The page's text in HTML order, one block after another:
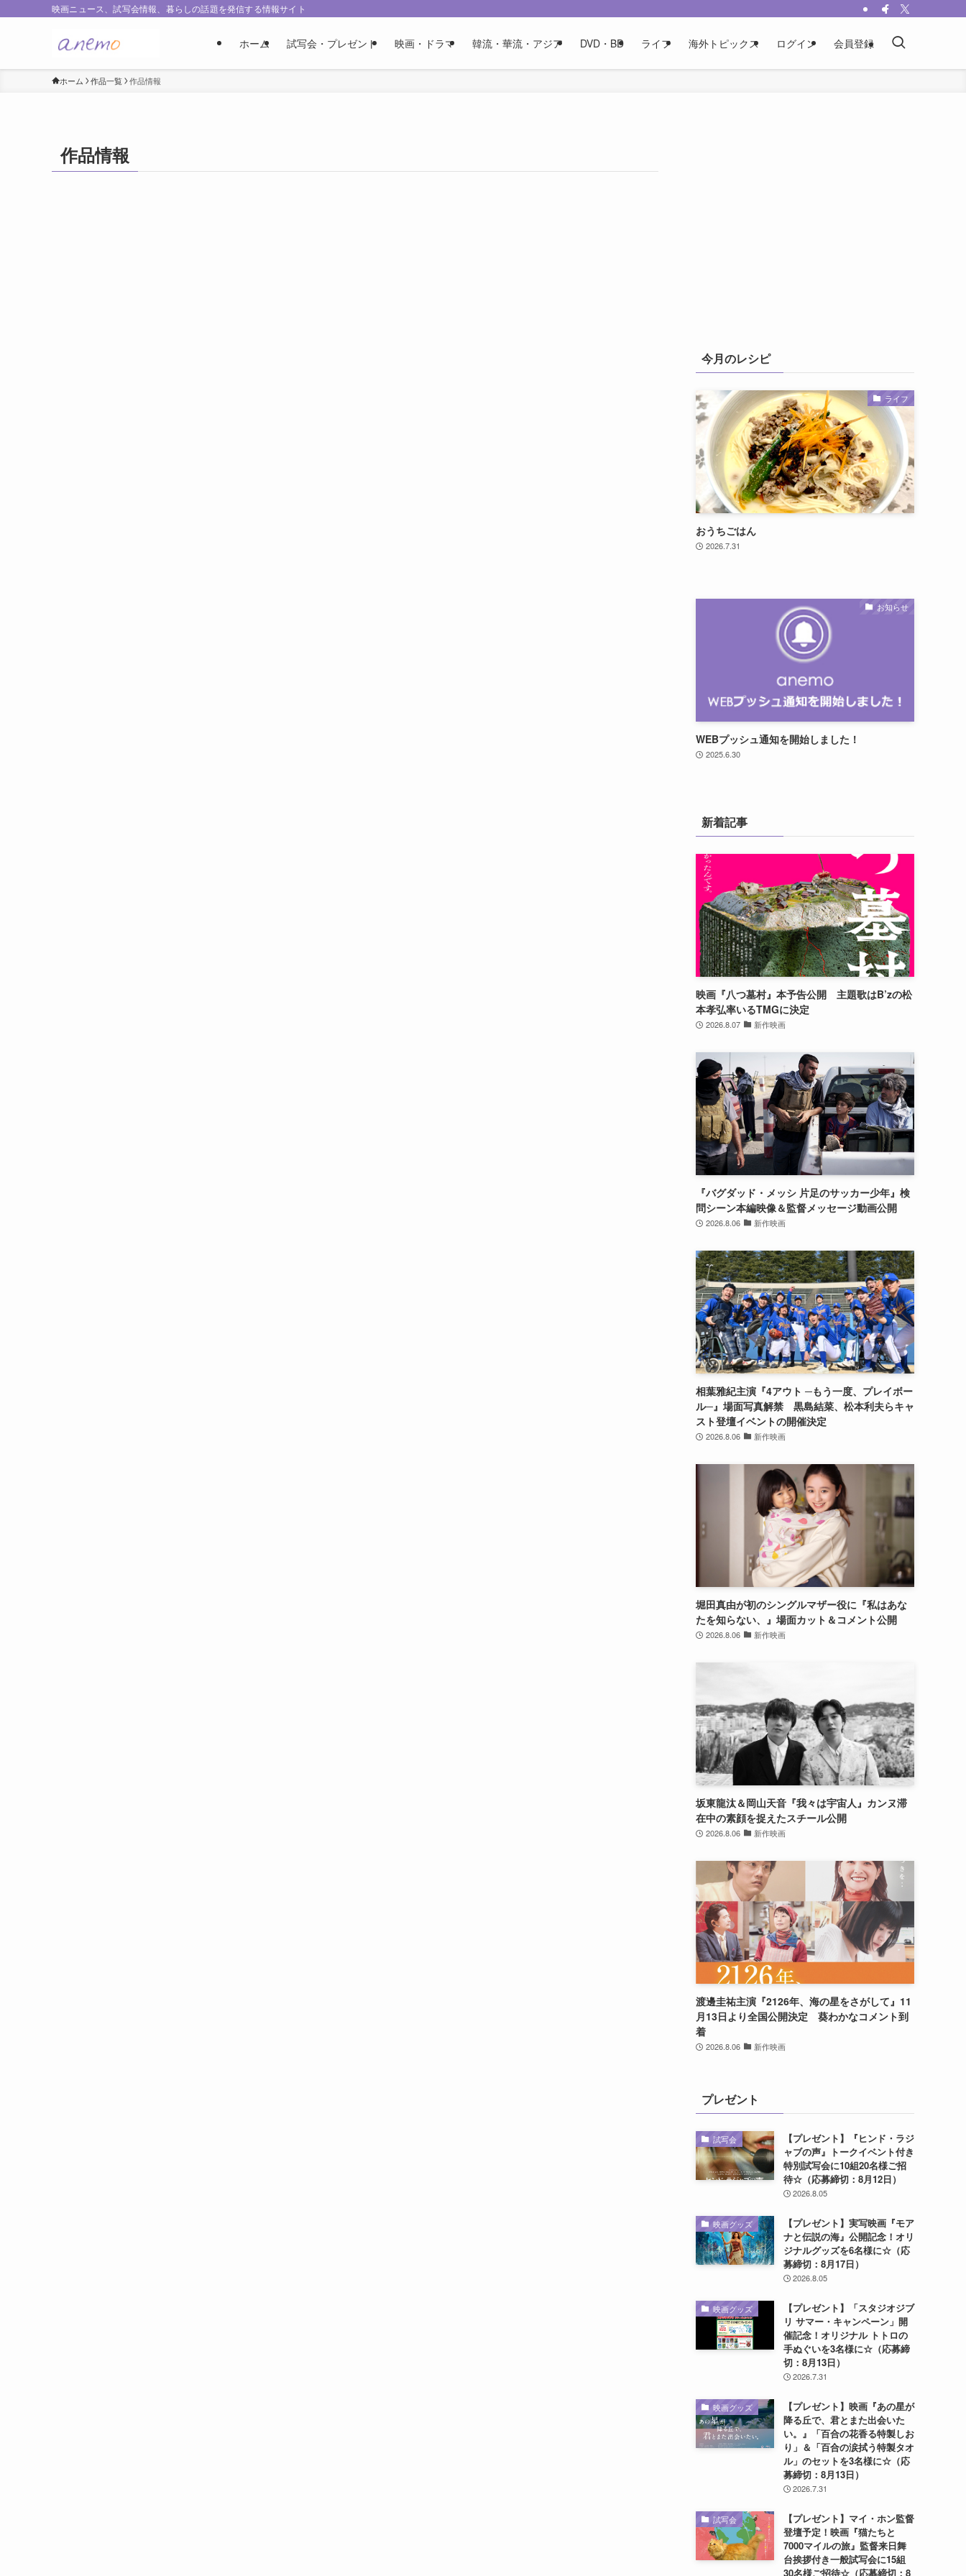
映画ニュース、試写会情報、暮らしの話題を発信する情報サイト
ホーム 試写会・プレゼント 映画・ドラマ 韓流・華流・アジア DVD・BD ライフ 海外トピックス ログイン 会員登録
ホーム 作品一覧 作品情報
作品情報
今月のレシピ
ライフ
おうちごはん
2026.7.31
お知らせ
WEBプッシュ通知を開始しました！
2025.6.30
新着記事
映画『八つ墓村』本予告公開 主題歌はB’zの松
本孝弘率いるTMGに決定
2026.8.07 新作映画
『バグダッド・メッシ 片足のサッカー少年』検
問シーン本編映像＆監督メッセージ動画公開
2026.8.06 新作映画
相葉雅紀主演『4アウト ─もう一度、プレイボー
ル─』場面写真解禁 黒島結菜、松本利夫らキャ
スト登壇イベントの開催決定
2026.8.06 新作映画
堀田真由が初のシングルマザー役に『私はあな
たを知らない、』場面カット＆コメント公開
2026.8.06 新作映画
坂東龍汰＆岡山天音『我々は宇宙人』カンヌ滞
在中の素顔を捉えたスチール公開
2026.8.06 新作映画
渡邊圭祐主演『2126年、海の星をさがして』11
月13日より全国公開決定 葵わかなコメント到
着
2026.8.06 新作映画
プレゼント
試写会
【プレゼント】『ヒンド・ラジ
ャブの声』トークイベント付き
特別試写会に10組20名様ご招
待☆（応募締切：8月12日）
2026.8.05
映画グッズ
【プレゼント】実写映画『モア
ナと伝説の海』公開記念！オリ
ジナルグッズを6名様に☆（応
募締切：8月17日）
2026.8.05
映画グッズ
【プレゼント】「スタジオジブ
リ サマー・キャンペーン」開
催記念！オリジナル トトロの
手ぬぐいを3名様に☆（応募締
切：8月13日）
2026.7.31
映画グッズ
【プレゼント】映画『あの星が
降る丘で、君とまた出会いた
い。』「百合の花香る特製しお
り」＆「百合の涙拭う特製タオ
ル」のセットを3名様に☆（応
募締切：8月13日）
2026.7.31
試写会
【プレゼント】マイ・ホン監督
登壇予定！映画『猫たちと
7000マイルの旅』監督来日舞
台挨拶付き一般試写会に15組
30名様ご招待☆（応募締切：8